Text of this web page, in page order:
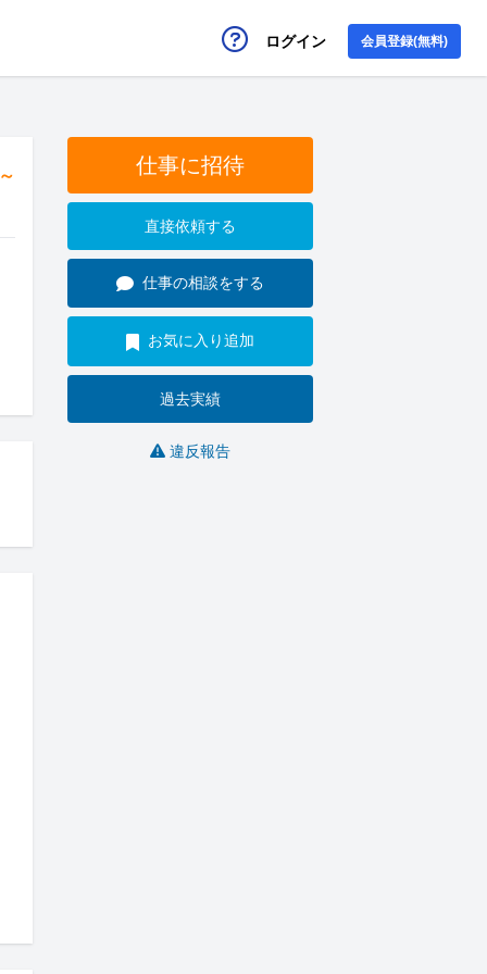
ログイン 会員登録(無料)
仕事に招待
直接依頼する
仕事の相談をする
お気に入り追加
過去実績
違反報告